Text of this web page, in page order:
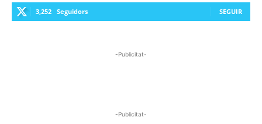
3,252 Seguidors SEGUIR
-Publicitat-
-Publicitat-